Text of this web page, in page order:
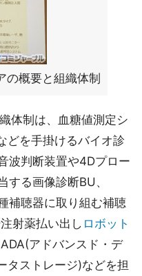
の概要と組織体制
体制は、血糖値測定シ
どを手掛けるバイオ診
波判断装置や4Dプロー
する画像診断BU、
補聴器に取り組む補聴
射薬払い出し ロボット
アドバンスド・デ
タストレージ)などを担